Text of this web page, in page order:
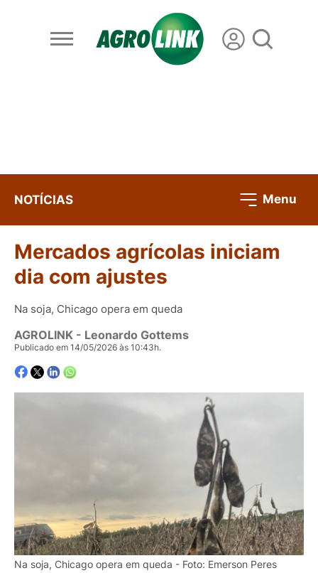
NOTÍCIAS Menu
Mercados agrícolas iniciam
dia com ajustes
Na soja, Chicago opera em queda
AGROLINK - Leonardo Gottems
Publicado em 14/05/2026 às 10:43h.
Na soja, Chicago opera em queda - Foto: Emerson Peres